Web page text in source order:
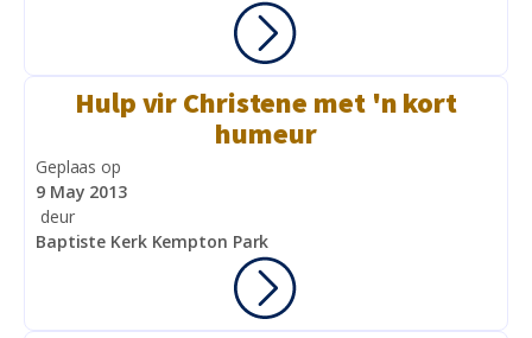
Hulp vir Christene met 'n kort
humeur
Geplaas op
9 May 2013
deur
Baptiste Kerk Kempton Park